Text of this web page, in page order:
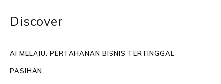
Discover
AI MELAJU, PERTAHANAN BISNIS TERTINGGAL
PASIHAN